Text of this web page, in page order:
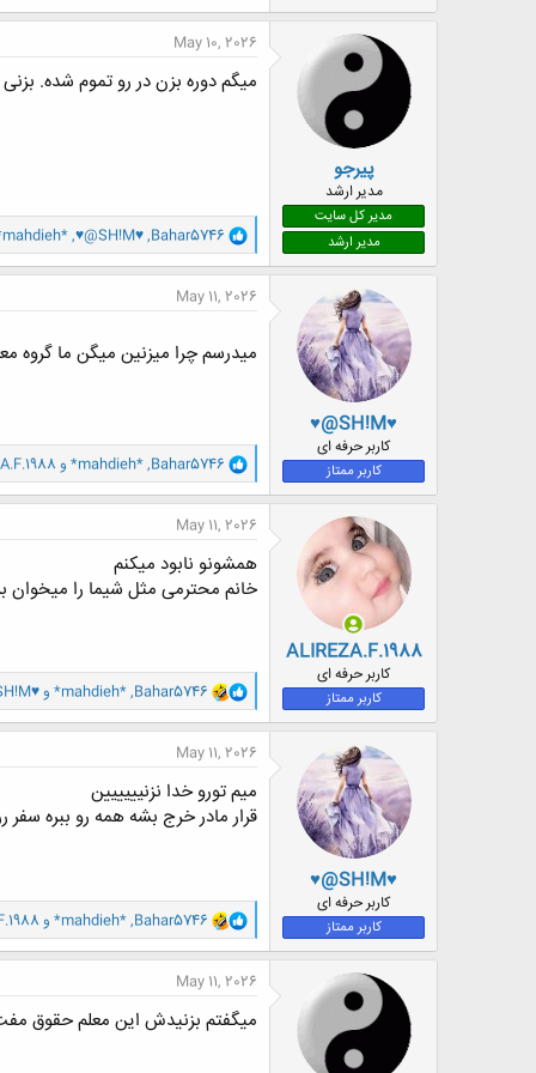
ک
ن
ش
ا
پیرجو
مدیر ارشد
مدیر کل سایت
مدیر ارشد
May 10, 2026
میگم دوره بزن در رو تموم شده.
و
ا
ک
ن
ش
ا
:
Bahar5746
,
♥@SH!M♥
,
♥@SH!M♥
کاربر حرفه ای
کاربر ممتاز
May 11, 2026
میدرسم چرا میزنین میگن ما گروه
و
ا
ک
ن
ش
ه
ا
:
Bahar5746
,
*mahdieh* و
ALIREZA.F.1988
کاربر حرفه ای
کاربر ممتاز
May 11, 2026
همشونو نابود میکنم
خانم محترمی مثل شیما را میخوان
و
ا
ک
ش
ه
ا
:
Bahar5746
,
*mahdieh* و
♥@SH!M♥
کاربر حرفه ای
کاربر ممتاز
May 11, 2026
میم تورو خدا نزنیییییین
قرار مادر خرج بشه همه رو ببره سفر
و
ا
ک
ش
ا
Bahar5746
,
*mahdieh* و
May 11, 2026
میگفتم بزنیدش این معلم حقوق